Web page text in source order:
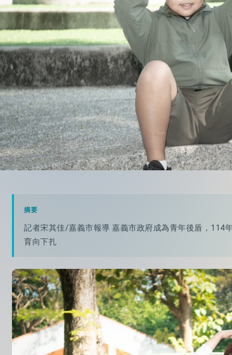
摘要
記者宋其佳/嘉義市報導 嘉義市政府成為青年後盾，114
育向下扎